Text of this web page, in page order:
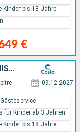
€
Kinder bis 18 Jahre
ANTIGUA UND BARBUDA, DOMINIKANISCHE REPUBLIK
09.12.2027
für Kinder ab 3 Jahren
Kinder bis 18 Jahre